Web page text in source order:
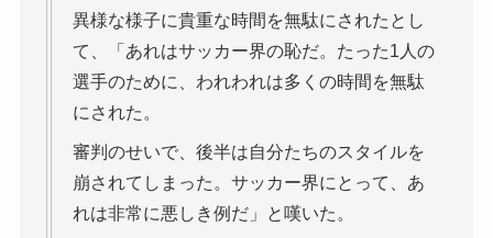
異様な様子に貴重な時間を無駄にされたとし
て、「あれはサッカー界の恥だ。たった1人の
選手のために、われわれは多くの時間を無駄
にされた。
審判のせいで、後半は自分たちのスタイルを
崩されてしまった。サッカー界にとって、あ
れは非常に悪しき例だ」と嘆いた。